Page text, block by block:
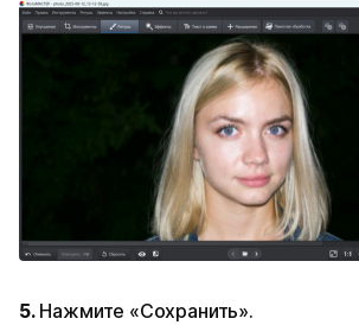
5.Нажмите «Сохранить».